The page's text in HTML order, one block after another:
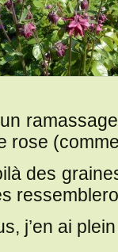
un
rose
des
j’en ai